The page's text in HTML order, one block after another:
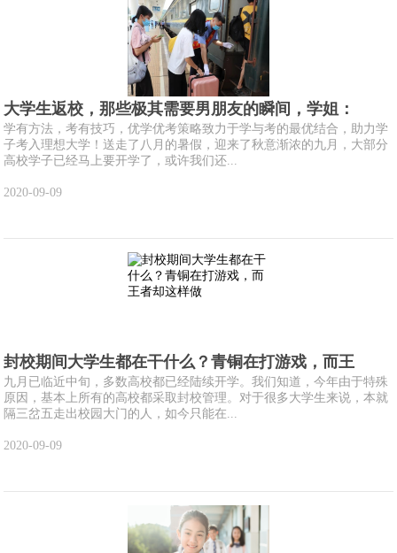
大学生返校，那些极其需要男朋友的瞬间，学姐：
学有方法，考有技巧，优学优考策略致力于学与考的最优结合，助力学
子考入理想大学！送走了八月的暑假，迎来了秋意渐浓的九月，大部分
高校学子已经马上要开学了，或许我们还...
2020-09-09
封校期间大学生都在干什么？青铜在打游戏，而王
九月已临近中旬，多数高校都已经陆续开学。我们知道，今年由于特殊
原因，基本上所有的高校都采取封校管理。对于很多大学生来说，本就
隔三岔五走出校园大门的人，如今只能在...
2020-09-09